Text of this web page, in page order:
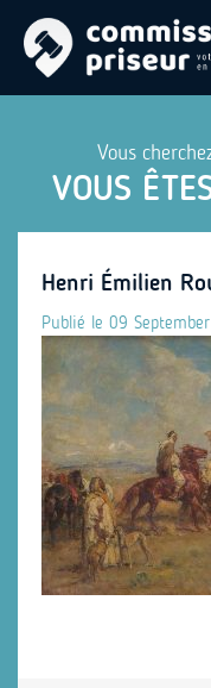
Vous
VOUS
Henri Émilien
Publié le 09